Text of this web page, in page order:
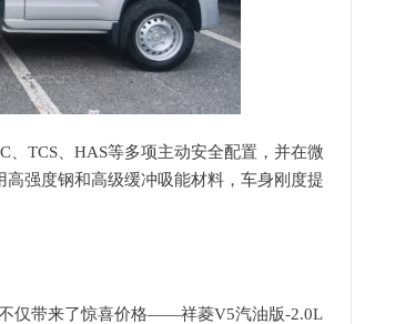
TCS HAS等多项主动安全配置，并在微
强度钢和高级缓冲吸能材料，车身刚度提
仅带来了惊喜价格——祥菱V5汽油版-2.0L